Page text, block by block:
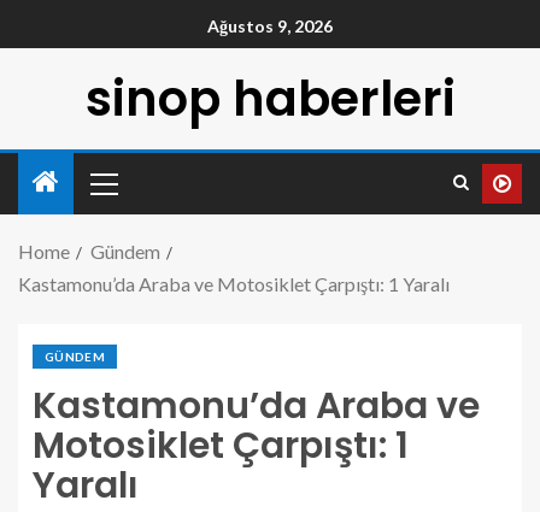
Ağustos 9, 2026
sinop haberleri
Home
Gündem
Kastamonu’da Araba ve Motosiklet Çarpıştı: 1 Yaralı
GÜNDEM
Kastamonu’da Araba ve
Motosiklet Çarpıştı: 1
Yaralı